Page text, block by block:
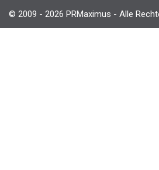
© 2009 - 2026 PRMaximus - Alle